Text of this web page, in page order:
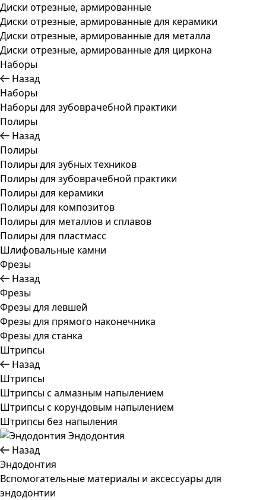
Диски отрезные, армированные
Диски отрезные, армированные для керамики
Диски отрезные, армированные для металла
Диски отрезные, армированные для циркона
Наборы
Назад
Наборы
Наборы для зубоврачебной практики
Полиры
Назад
Полиры
Полиры для зубных техников
Полиры для зубоврачебной практики
Полиры для керамики
Полиры для композитов
Полиры для металлов и сплавов
Полиры для пластмасс
Шлифовальные камни
Фрезы
Назад
Фрезы
Фрезы для левшей
Фрезы для прямого наконечника
Фрезы для станка
Штрипсы
Назад
Штрипсы
Штрипсы c алмазным напылением
Штрипсы c корундовым напылением
Штрипсы без напыления
Эндодонтия
Назад
Эндодонтия
Вспомогательные материалы и аксессуары для
эндодонтии